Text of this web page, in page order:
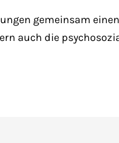
gemeinsam
auch die